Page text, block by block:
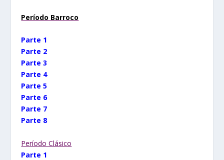
Período Barroco
Parte 1
Parte 2
Parte 3
Parte 4
Parte 5
Parte 6
Parte 7
Parte 8
Período Clásico
Parte 1